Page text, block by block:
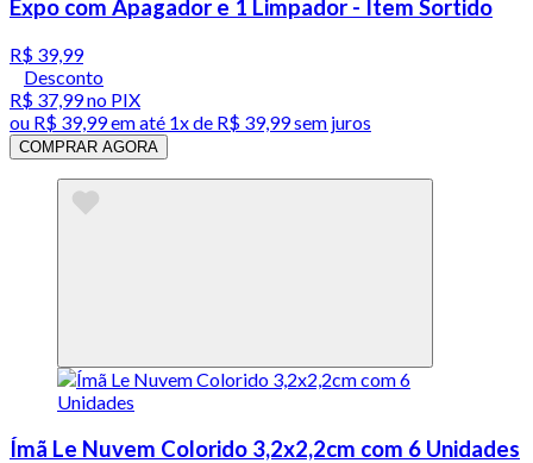
Expo com Apagador e 1 Limpador - Item Sortido
R$ 39,99
Desconto
R$ 37,99no PIX
ou R$ 39,99em até 1x de R$ 39,99sem juros
COMPRAR AGORA
Ímã Le Nuvem Colorido 3,2x2,2cm com 6 Unidades